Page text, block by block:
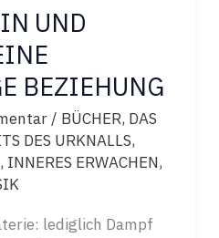
UND
BEZIEHUNG
/ BÜCHER, DAS
DES URKNALLS,
, INNERES ERWACHEN,
lediglich Dampf